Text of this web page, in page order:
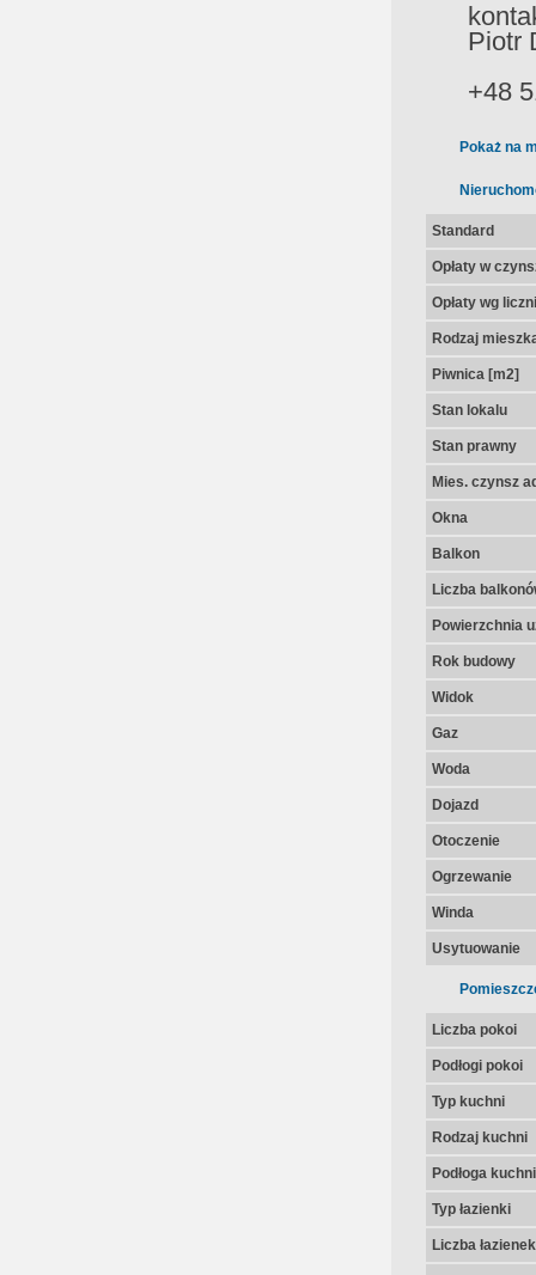
Piotr
+48
Pokaż na
Standard
Opłaty w
Opłaty wg
Rodzaj
Piwnica [m2]
Stan lokalu
Stan prawny
Mies. czynsz
Okna
Balkon
Liczba
Powierzchnia
Rok budowy
Widok
Gaz
Woda
Dojazd
Otoczenie
Ogrzewanie
Winda
Usytuowanie
Liczba pokoi
Podłogi pokoi
Typ kuchni
Rodzaj kuchni
Podłoga kuchni
Typ łazienki
Liczba łazienek